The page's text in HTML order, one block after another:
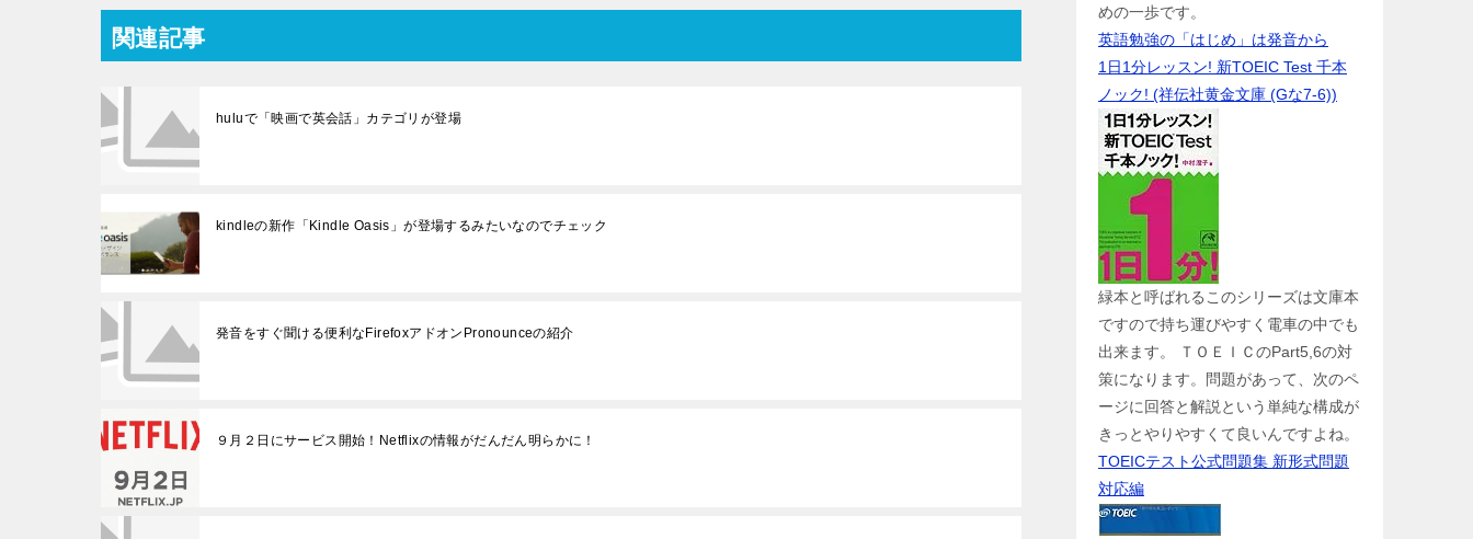
関連記事
huluで「映画で英会話」カテゴリが登場
kindleの新作「Kindle Oasis」が登場するみたいなのでチェック
発音をすぐ聞ける便利なFirefoxアドオンPronounceの紹介
９月２日にサービス開始！Netflixの情報がだんだん明らかに！
めの一歩です。
英語勉強の「はじめ」は発音から
1日1分レッスン! 新TOEIC Test 千本
ノック! (祥伝社黄金文庫 (Gな7-6))
緑本と呼ばれるこのシリーズは文庫本
ですので持ち運びやすく電車の中でも
出来ます。 ＴＯＥＩＣのPart5,6の対
策になります。問題があって、次のペ
ージに回答と解説という単純な構成が
きっとやりやすくて良いんですよね。
TOEICテスト公式問題集 新形式問題
対応編